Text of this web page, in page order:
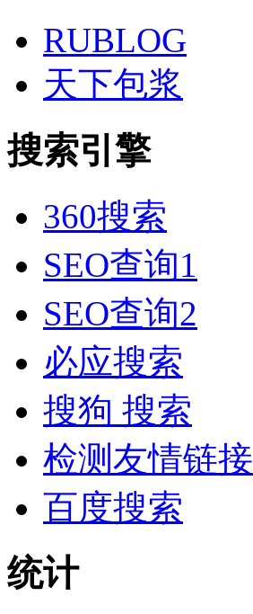
RUBLOG
天下包浆
搜索引擎
360搜索
SEO查询1
SEO查询2
必应搜索
搜狗 搜索
检测友情链接
百度搜索
统计